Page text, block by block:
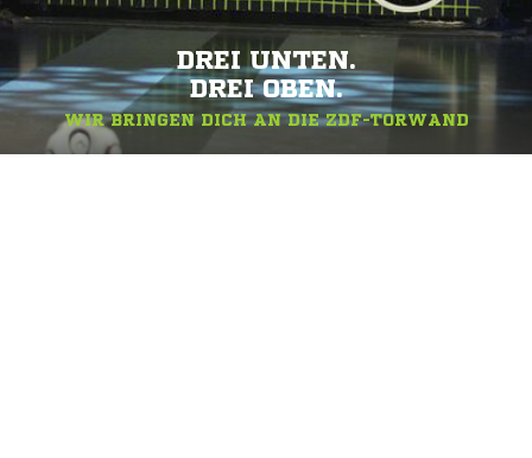
DREI UNTEN.
DREI OBEN.
WIR BRINGEN DICH AN DIE ZDF-TORWAND